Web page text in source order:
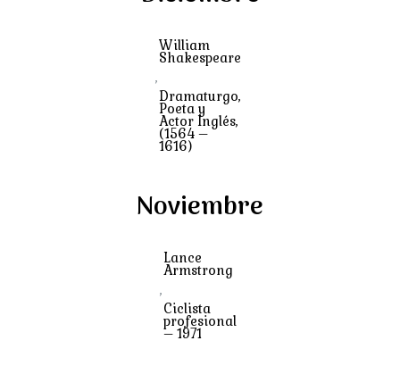
William
Shakespeare
,
Dramaturgo,
Poeta y
Actor Inglés,
(1564 –
1616)
Noviembre
Lance
Armstrong
,
Ciclista
profesional
– 1971